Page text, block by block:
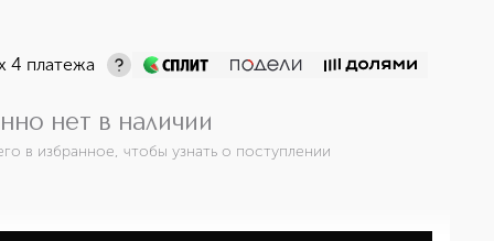
4 платежа
нет в наличии
в избранное, чтобы узнать о поступлении